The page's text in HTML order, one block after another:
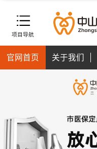
项目导航
官网首页 关于我们